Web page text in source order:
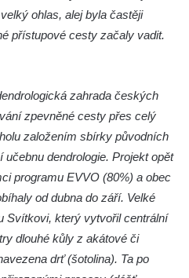
v Českých
na
na nádvoří
kláštera
kláštera
nádvoří
ohlas, alej byla častěji
přístupové cesty začaly vadit.
zahrada českých
zpevněné cesty přes celý
založením sbírky původních
dendrologie. Projekt opět
programu EVVO (80%) a obec
od dubna do září. Velké
Svítkovi, který vytvořil centrální
dlouhé kůly z akátové či
drť (šotolina). Ta po